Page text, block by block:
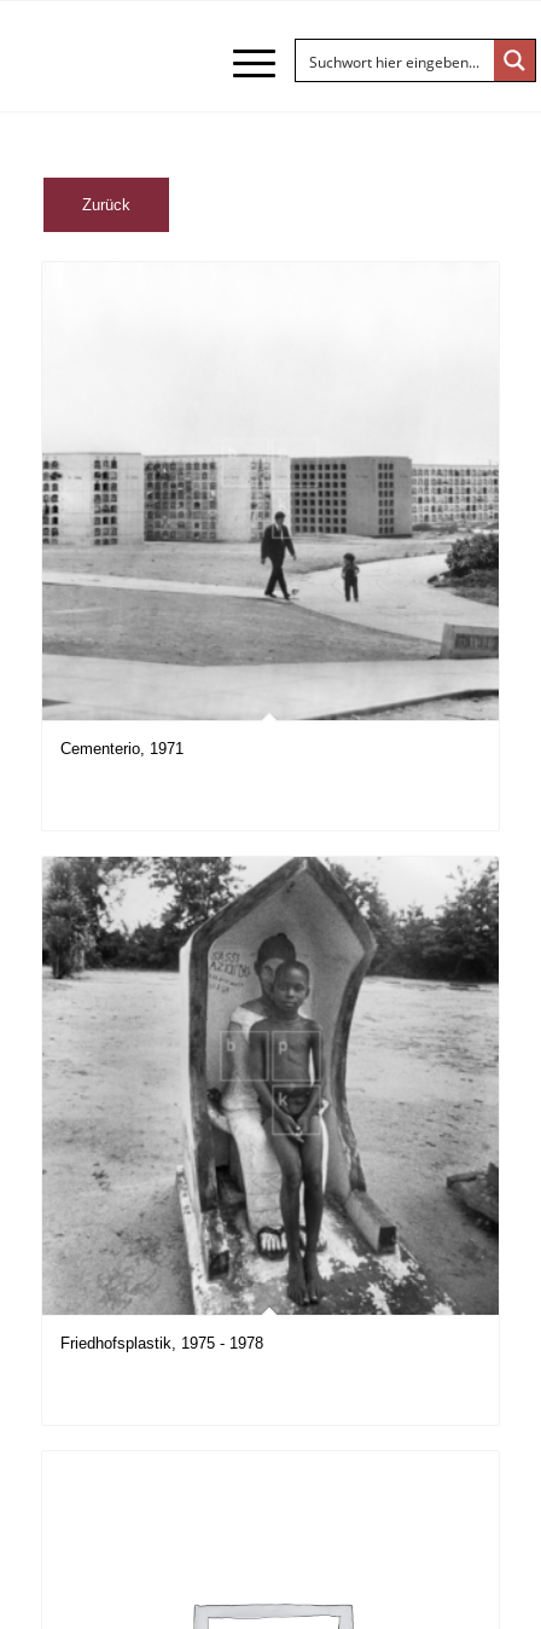
Cementerio, 1971
Friedhofsplastik, 1975 - 1978